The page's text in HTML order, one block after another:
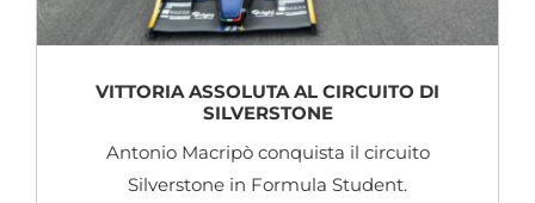
VITTORIA ASSOLUTA AL CIRCUITO DI
SILVERSTONE
Antonio Macripò conquista il circuito
Silverstone in Formula Student.